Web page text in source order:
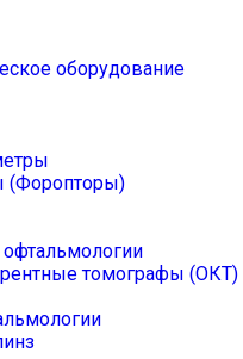
оборудование
(Форопторы)
томографы (ОКТ)